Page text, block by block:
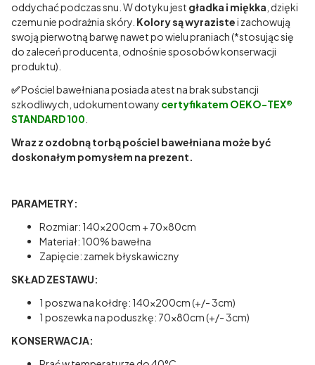
oddychać podczas snu. W dotyku jest gładka i miękka , dzięki
czemu nie podrażnia skóry. Kolory są wyrazistei zachowują
swoją pierwotną barwę nawet po wielu praniach (*stosując się
do zaleceń producenta, odnośnie sposobów konserwacji
produktu).
✅Pościel bawełniana posiada atest na brak substancji
szkodliwych, udokumentowany certyfikatem OEKO-TEX®
STANDARD 100
Wraz z ozdobną torbą pościel bawełniana może być
doskonałym pomysłem na prezent.
PARAMETRY:
Rozmiar: 140x200cm + 70x80cm
Materiał: 100% bawełna
Zapięcie: zamek błyskawiczny
SKŁAD ZESTAWU:
1 poszwa na kołdrę: 140x200cm (+/- 3cm)
1 poszewka na poduszkę: 70x80cm (+/- 3cm)
KONSERWACJA: